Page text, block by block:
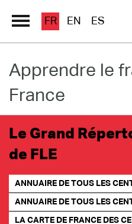
Grand Répertoire
Immersion France
Le français en ligne
Les pages PRO
FR EN ES
Apprendre le
France
Le Grand
de FLE
ANNUAIRE DE TOUS LES
ANNUAIRE DE TOUS LES
LA CARTE DE FRANCE DES